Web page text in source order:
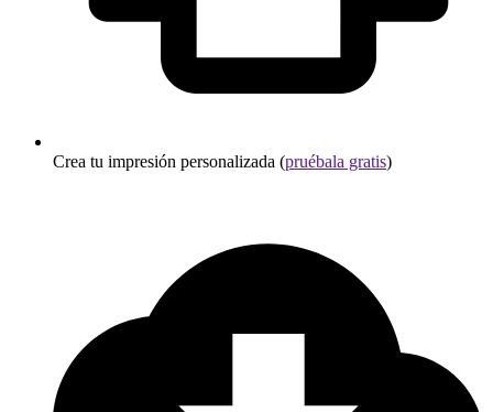
Crea tu impresión personalizada (pruébala gratis)